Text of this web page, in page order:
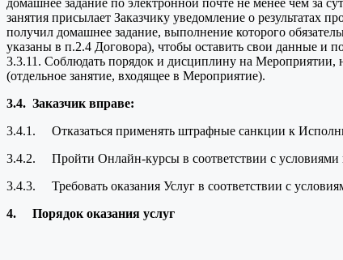
занятия присылает Заказчику уведомление о результатах
получил домашнее задание, выполнение которого
указаны в п.2.4 Договора), чтобы оставить свои данные и
3.3.11. Соблюдать порядок и дисциплину на Мероприятии,
(отдельное занятие, входящее в Мероприятие).
3.4. Заказчик вправе:
3.4.1. Отказаться применять штрафные санкции к
3.4.2. Пройти Онлайн-курсы в соответствии с условиями
3.4.3. Требовать оказания Услуг в соответствии с
4. Порядок оказания услуг